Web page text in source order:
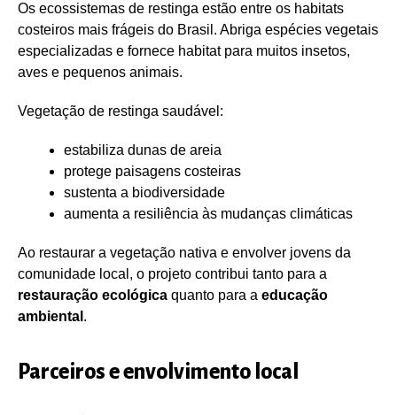
Os ecossistemas de restinga estão entre os habitats
costeiros mais frágeis do Brasil. Abriga espécies vegetais
especializadas e fornece habitat para muitos insetos,
aves e pequenos animais.
Vegetação de restinga saudável:
estabiliza dunas de areia
protege paisagens costeiras
sustenta a biodiversidade
aumenta a resiliência às mudanças climáticas
Ao restaurar a vegetação nativa e envolver jovens da
comunidade local, o projeto contribui tanto para a
restauração ecológica quanto para a educação
ambiental .
Parceiros e envolvimento local